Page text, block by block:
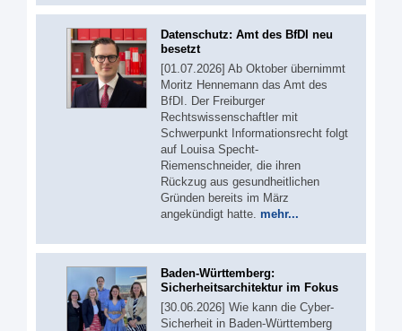
Datenschutz: Amt des BfDI neu
besetzt
[01.07.2026] Ab Oktober übernimmt
Moritz Hennemann das Amt des
BfDI. Der Freiburger
Rechtswissenschaftler mit
Schwerpunkt Informationsrecht folgt
auf Louisa Specht-
Riemenschneider, die ihren
Rückzug aus gesundheitlichen
Gründen bereits im März
angekündigt hatte. mehr...
Baden-Württemberg:
Sicherheitsarchitektur im Fokus
[30.06.2026] Wie kann die Cyber-
Sicherheit in Baden-Württemberg